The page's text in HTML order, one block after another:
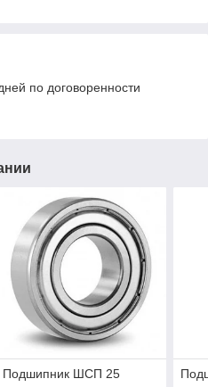
по договоренности
Подшипник ШСП 25